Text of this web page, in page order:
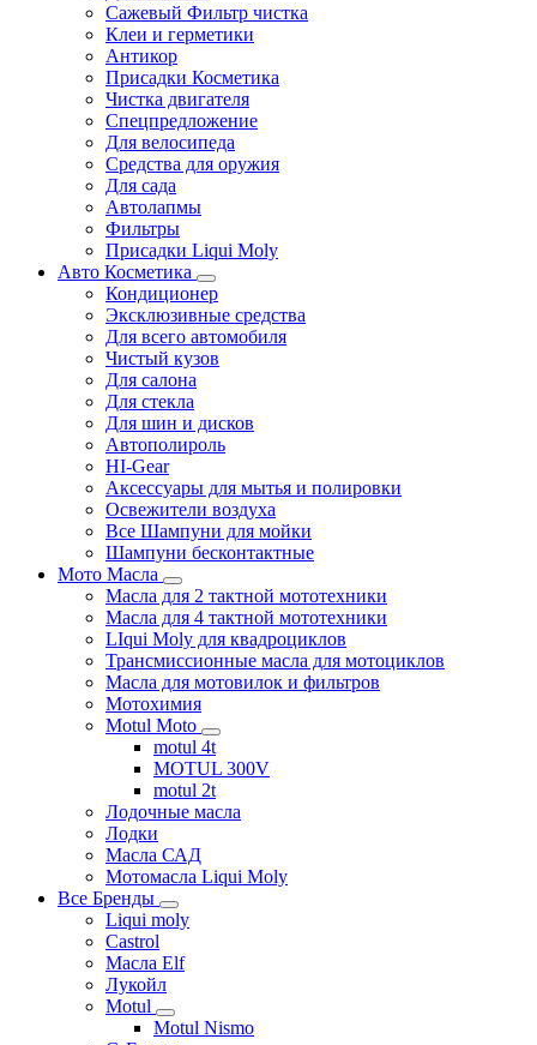
Сажевый Фильтр чистка
Клеи и герметики
Антикор
Присадки Косметика
Чистка двигателя
Спецпредложение
Для велосипеда
Средства для оружия
Для сада
Автолапмы
Фильтры
Присадки Liqui Moly
Авто Косметика
Кондиционер
Эксклюзивные средства
Для всего автомобиля
Чистый кузов
Для салона
Для стекла
Для шин и дисков
Автополироль
HI-Gear
Аксессуары для мытья и полировки
Освежители воздуха
Все Шампуни для мойки
Шампуни бесконтактные
Мото Масла
Масла для 2 тактной мототехники
Масла для 4 тактной мототехники
LIqui Moly для квадроциклов
Трансмиссионные масла для мотоциклов
Масла для мотовилок и фильтров
Мотохимия
Motul Moto
motul 4t
MOTUL 300V
motul 2t
Лодочные масла
Лодки
Масла САД
Мотомасла Liqui Moly
Все Бренды
Liqui moly
Castrol
Масла Elf
Лукойл
Motul
Motul Nismo